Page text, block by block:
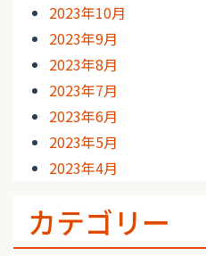
2023年10月
2023年9月
2023年8月
2023年7月
2023年6月
2023年5月
2023年4月
カテゴリー